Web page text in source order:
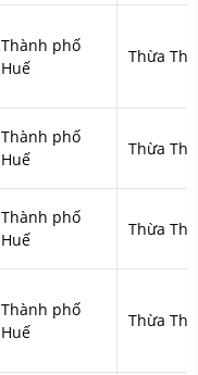
Thành phố
Huế
Thừa
Thành phố
Huế
Thừa
Thành phố
Huế
Thừa
Thành phố
Huế
Thừa